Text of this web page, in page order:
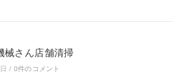
械さん店舗清掃
/ 0件のコメント